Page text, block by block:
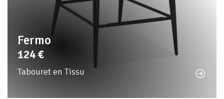
Fermo
124€
Tabouret en Tissu